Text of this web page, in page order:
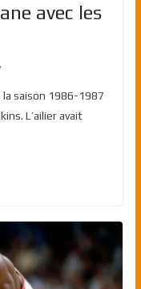
avec les
saison 1986-1987
L’ailier avait